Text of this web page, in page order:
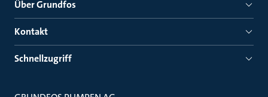
Über Grundfos
Kontakt
Schnellzugriff